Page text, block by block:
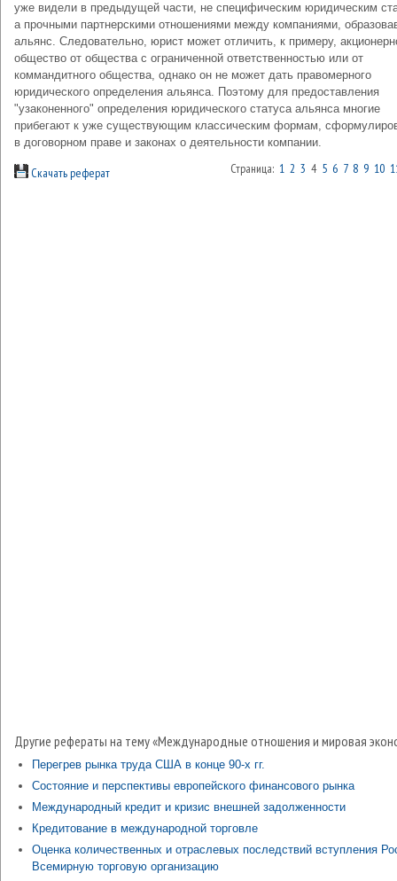
уже видели в предыдущей части, не специфическим юридическим
а прочными партнерскими отношениями между компаниями,
альянс. Следовательно, юрист может отличить, к примеру,
общество от общества с ограниченной ответственностью или от
коммандитного общества, однако он не может дать правомерного
юридического определения альянса. Поэтому для предоставления
"узаконенного" определения юридического статуса альянса многие
прибегают к уже существующим классическим формам,
в договорном праве и законах о деятельности компании.
Скачать реферат Страница: 1 2 3 4 5 6 7 8 9 10
Другие рефераты на тему «Международные отношения и мировая
Перегрев рынка труда США в конце 90-х гг.
Состояние и перспективы европейского финансового рынка
Международный кредит и кризис внешней задолженности
Кредитование в международной торговле
Оценка количественных и отраслевых последствий вступления
Всемирную торговую организацию